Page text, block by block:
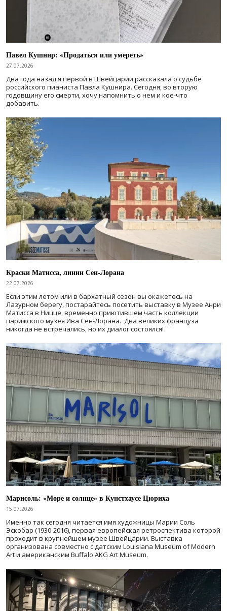
Павел Кушнир: «Продаться или умереть»
27.07.2026
Два года назад я первой в Швейцарии рассказала о судьбе
российского пианиста Павла Кушнира. Сегодня, во вторую
годовщину его смерти, хочу напомнить о нем и кое-что
добавить.
Краски Матисса, линии Сен-Лорана
22.07.2026
Если этим летом или в бархатный сезон вы окажетесь на
Лазурном берегу, постарайтесь посетить выставку в Музее Анри
Матисса в Ницце, временно приютившем часть коллекции
парижского музея Ива Сен-Лорана. Два великих француза
никогда не встречались, но их диалог состоялся!
Марисоль: «Море и солнце» в Кунстхаусе Цюриха
15.07.2026
Именно так сегодня читается имя художницы Марии Соль
Эскобар (1930-2016), первая европейская ретроспектива которой
проходит в крупнейшем музее Швейцарии. Выставка
организована совместно с датским Louisiana Museum of Modern
Art и американским Buffalo AKG Art Museum.